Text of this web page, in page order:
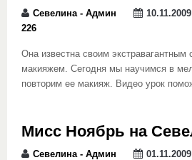
Севелина - Админ 10.11.2009
226
Она известна своим экстравагантным
макияжем. Сегодня мы научимся в
повторим ее макияж. Видео урок
Мисс Ноябрь на
Севелина - Админ 01.11.2009